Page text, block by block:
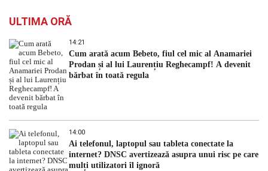
ULTIMA ORĂ
14:21
Cum arată acum Bebeto, fiul cel mic al Anamariei
Prodan și al lui Laurențiu Reghecampf! A devenit
bărbat în toată regula
14:00
Ai telefonul, laptopul sau tableta conectate la
internet? DNSC avertizează asupra unui risc pe care
mulți utilizatori îl ignoră